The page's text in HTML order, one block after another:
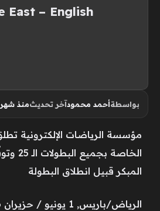
East – English
بواسطةأحمد محمودآخر تحديثمنذ
مؤسسة الرياضات الإلكترونية
الخاصة
المبكر قبيل انطلاق البطولة